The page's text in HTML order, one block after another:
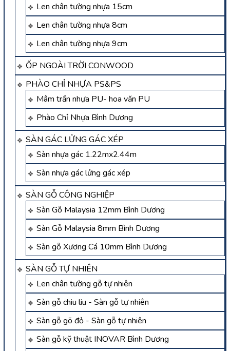
Len chân tường nhựa 15cm
Len chân tường nhựa 8cm
Len chân tường nhựa 9cm
ỐP NGOÀI TRỜI CONWOOD
PHÀO CHỈ NHỰA PS&PS
Mâm trần nhựa PU- hoa văn PU
Phào Chỉ Nhựa Bình Dương
SÀN GÁC LỬNG GÁC XÉP
Sàn nhựa gác 1.22mx2.44m
Sàn nhựa gác lửng gác xép
SÀN GỖ CÔNG NGHIỆP
Sàn Gỗ Malaysia 12mm Bình Dương
Sàn Gỗ Malaysia 8mm Bình Dương
Sàn gỗ Xương Cá 10mm Bình Dương
SÀN GỖ TỰ NHIÊN
Len chân tường gỗ tự nhiên
Sàn gỗ chiu liu - Sàn gỗ tự nhiên
Sàn gỗ gõ đỏ - Sàn gỗ tự nhiên
Sàn gỗ kỹ thuật INOVAR Bình Dương